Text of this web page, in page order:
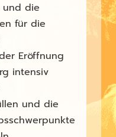
und die
für die
Eröffnung
intensiv
und die